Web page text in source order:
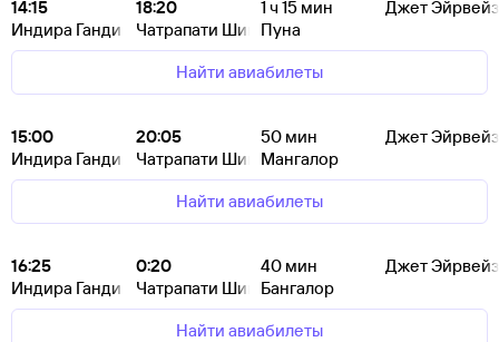
14:15
Индира Ганди
18:20
Чатрапати Шиваджи
1ч 15 мин
Пуна
Джет Эйрвейз
Найти авиабилеты
15:00
Индира Ганди
20:05
Чатрапати Шиваджи
50 мин
Мангалор
Джет Эйрвейз
Найти авиабилеты
16:25
Индира Ганди
0:20
Чатрапати Шиваджи
40 мин
Бангалор
Джет Эйрвейз
Найти авиабилеты